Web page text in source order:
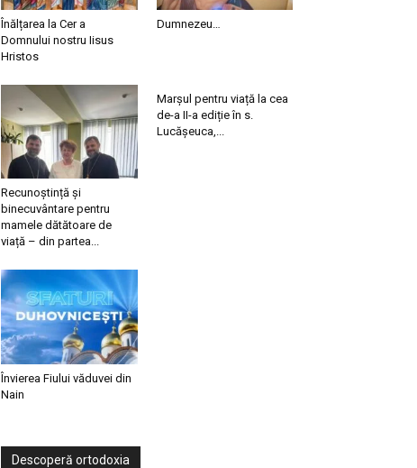
Înălțarea la Cer a
Domnului nostru Iisus
Hristos
Dumnezeu…
Recunoștință și
binecuvântare pentru
mamele dătătoare de
viață – din partea...
Marșul pentru viață la cea
de-a II-a ediție în s.
Lucășeuca,...
Învierea Fiului văduvei din
Nain
Descoperă ortodoxia